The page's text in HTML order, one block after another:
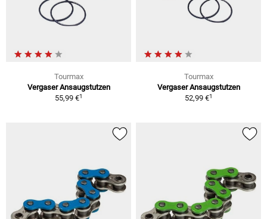
Tourmax
Vergaser Ansaugstutzen
55,99 €1
Tourmax
Vergaser Ansaugstutzen
52,99 €1